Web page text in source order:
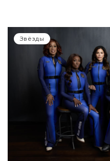
Звёзды